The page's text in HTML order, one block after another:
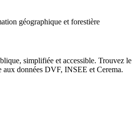
géographique et forestière
simplifiée et accessible. Trouvez le
aux données DVF, INSEE et Cerema.